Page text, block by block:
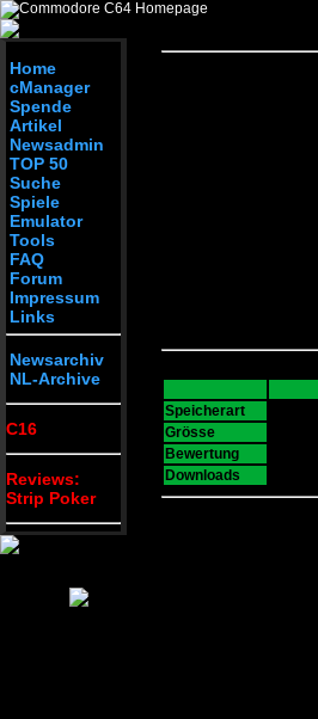
Home
cManager
Spende
Artikel
Newsadmin
TOP 50
Suche
Spiele
Emulator
Tools
FAQ
Forum
Impressum
Links
Newsarchiv
NL-Archive
C16
Reviews:
Strip Poker
Speicherart
Grösse
Bewertung
Downloads